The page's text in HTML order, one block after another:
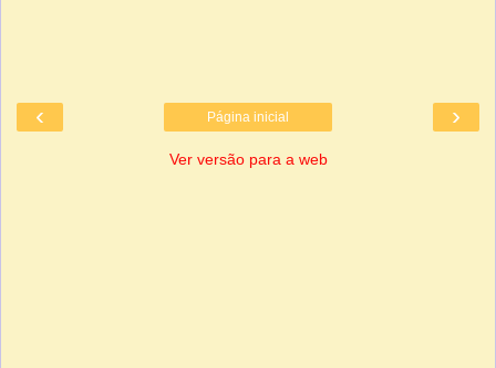
‹ ›
Página inicial
Ver versão para a web